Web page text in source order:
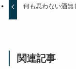
何も思わない酒無
関連記事